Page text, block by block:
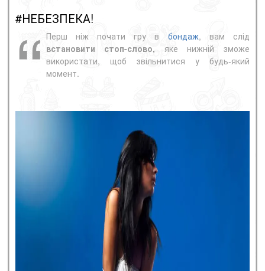
#НЕБЕЗПЕКА!
Перш ніж почати гру в бондаж, вам слід
встановити стоп-слово,
яке нижній зможе
використати, щоб звільнитися у будь-який
момент.